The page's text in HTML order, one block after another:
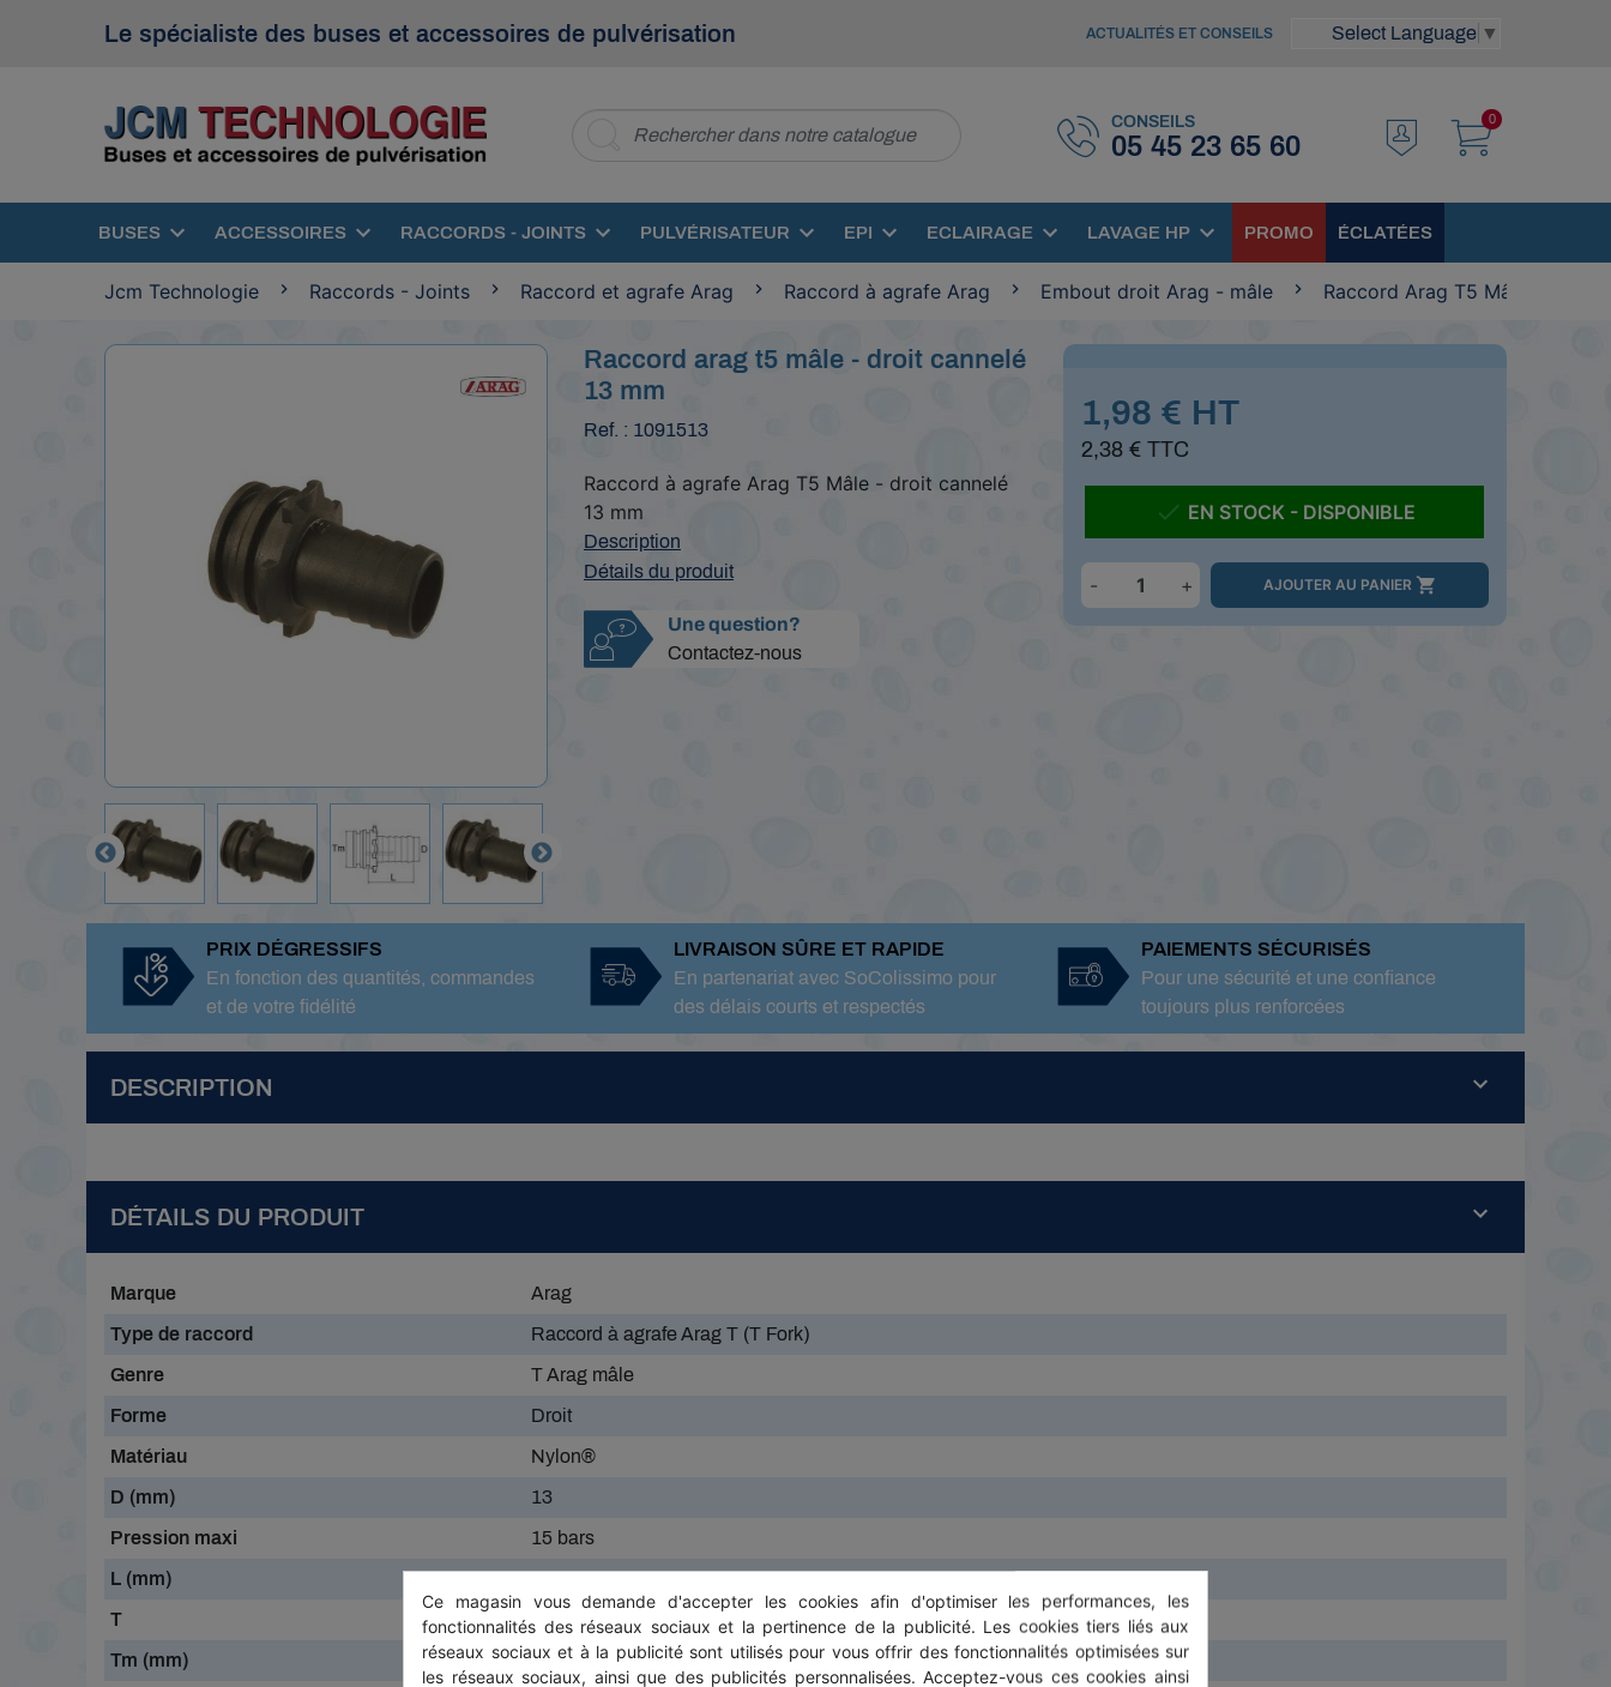
Le spécialiste des buses et accessoires de pulvérisation ACTUALITÉS ET CONSEILS Select Language ▼
CONSEILS
05 45 23 65 60
0
BUSES ACCESSOIRES RACCORDS - JOINTS PULVÉRISATEUR EPI ECLAIRAGE LAVAGE HP PROMO ÉCLATÉES
Jcm Technologie Raccords - Joints Raccord et agrafe Arag Raccord à agrafe Arag Embout droit Arag - mâle Raccord Arag T5 Mâle - droit
 
Raccord arag t5 mâle - droit cannelé
13 mm
Ref. : 1091513
Raccord à agrafe Arag T5 Mâle - droit cannelé
13 mm
Description
Détails du produit
Une question?
Contactez-nous
1,98 € HT
2,38 € TTC
 EN STOCK - DISPONIBLE
- + AJOUTER AU PANIER 
PRIX DÉGRESSIFS
En fonction des quantités, commandes
et de votre fidélité
LIVRAISON SÛRE ET RAPIDE
En partenariat avec SoColissimo pour
des délais courts et respectés
PAIEMENTS SÉCURISÉS
Pour une sécurité et une confiance
toujours plus renforcées
DESCRIPTION
DÉTAILS DU PRODUIT
Marque
Arag
Type de raccord
Raccord à agrafe Arag T (T Fork)
Genre
T Arag mâle
Forme
Droit
Matériau
Nylon®
D (mm)
13
Pression maxi
15 bars
L (mm)
40.0
T
T5
Tm (mm)
42.2
Ce magasin vous demande d'accepter les cookies afin d'optimiser les performances, les
fonctionnalités des réseaux sociaux et la pertinence de la publicité. Les cookies tiers liés aux
réseaux sociaux et à la publicité sont utilisés pour vous offrir des fonctionnalités optimisées sur
les réseaux sociaux, ainsi que des publicités personnalisées. Acceptez-vous ces cookies ainsi